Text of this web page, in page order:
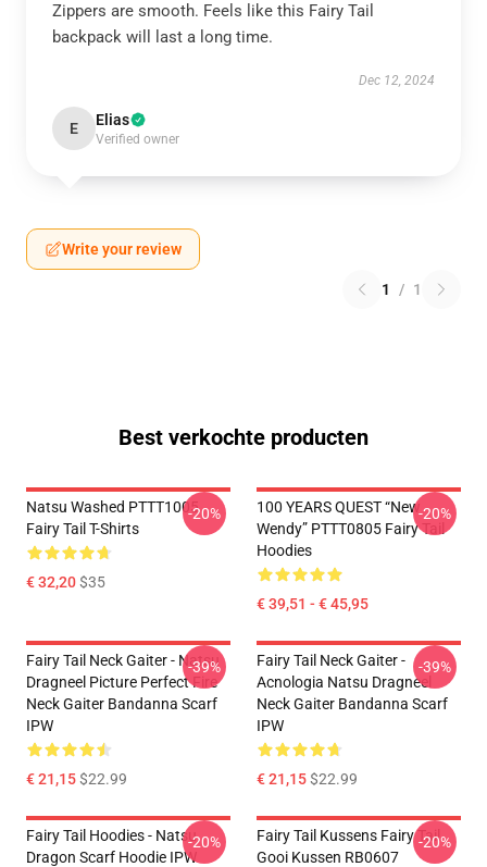
Zippers are smooth. Feels like this Fairy Tail
backpack will last a long time.
Dec 12, 2024
E Elias
Verified owner
Write your review
1 / 1
Best verkochte producten
Natsu Washed PTTT1005
Fairy Tail T-Shirts
€ 32,20$35
-20%
100 YEARS QUEST “New
Wendy” PTTT0805 Fairy Tail
Hoodies
€ 39,51 - € 45,95
-20%
Fairy Tail Neck Gaiter - Natsu
Dragneel Picture Perfect Fire
Neck Gaiter Bandanna Scarf
IPW
€ 21,15$22.99
-39%
Fairy Tail Neck Gaiter -
Acnologia Natsu Dragneel
Neck Gaiter Bandanna Scarf
IPW
€ 21,15$22.99
-39%
Fairy Tail Hoodies - Natsu
Dragon Scarf Hoodie IPW
-20%
Fairy Tail Kussens Fairy Tail
Gooi Kussen RB0607
-20%